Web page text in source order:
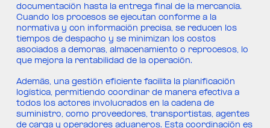
documentación hasta la entrega final de la mercancía.
Cuando los procesos se ejecutan conforme a la
normativa y con información precisa, se reducen los
tiempos de despacho y se minimizan los costos
asociados a demoras, almacenamiento o reprocesos, lo
que mejora la rentabilidad de la operación.
Además, una gestión eficiente facilita la planificación
logística, permitiendo coordinar de manera efectiva a
todos los actores involucrados en la cadena de
suministro, como proveedores, transportistas, agentes
de carga y operadores aduaneros. Esta coordinación es